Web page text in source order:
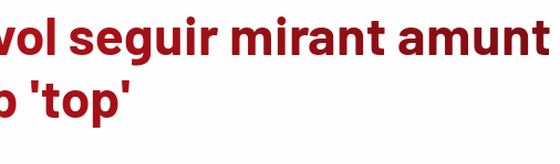
seguir mirant amunt
'top'